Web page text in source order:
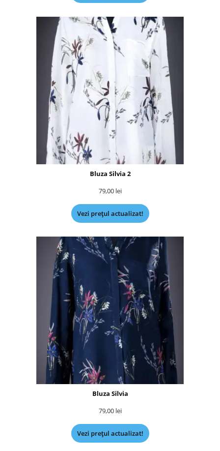
Bluza Silvia 2
79,00 lei
Vezi prețul actualizat!
Bluza Silvia
79,00 lei
Vezi prețul actualizat!